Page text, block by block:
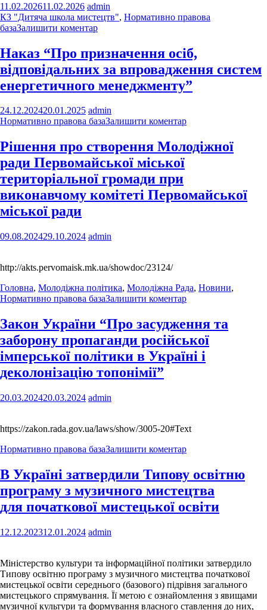
11.02.202611.02.2026 admin
КЗ "Дитяча школа мистецтв", Нормативно правова
базаЗалишити коментар
Наказ “Про призначення осіб,
відповідальних за впровадження систем
енергетичного менеджменту”
24.12.202420.01.2025 admin
Нормативно правова базаЗалишити коментар
Рішення про створення Молодіжної
ради Первомайської міської
територіальної громади при
виконавчому комітеті Первомайської
міської ради
09.08.202429.10.2024 admin
http://akts.pervomaisk.mk.ua/showdoc/23124/
Головна, Молодіжна політика, Молодіжна Рада, Новини,
Нормативно правова базаЗалишити коментар
Закон України “Про засудження та
заборону пропаганди російської
імперської політики в Україні і
деколонізацію топонімії”
20.03.202420.03.2024 admin
https://zakon.rada.gov.ua/laws/show/3005-20#Text
Нормативно правова базаЗалишити коментар
В Україні затвердили Типову освітню
програму з музичного мистецтва
для початкової мистецької освіти
12.12.202312.01.2024 admin
Міністерство культури та інформаційної політики затвердило
Типову освітню програму з музичного мистецтва початкової
мистецької освіти середнього (базового) підрівня загального
мистецького спрямування. Її метою є ознайомлення з явищами
музичної культури та формування власного ставлення до них,